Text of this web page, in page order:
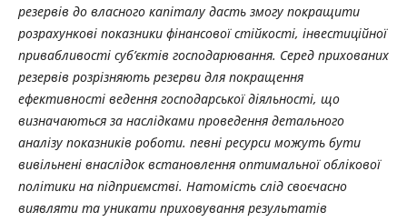
резервів до власного капіталу дасть змогу покращити
розрахункові показники фінансової стійкості, інвестиційної
привабливості суб’єктів господарювання. Серед прихованих
резервів розрізняють резерви для покращення
ефективності ведення господарської діяльності, що
визначаються за наслідками проведення детального
аналізу показників роботи. певні ресурси можуть бути
вивільнені внаслідок встановлення оптимальної облікової
політики на підприємстві. Натомість слід своєчасно
виявляти та уникати приховування результатів